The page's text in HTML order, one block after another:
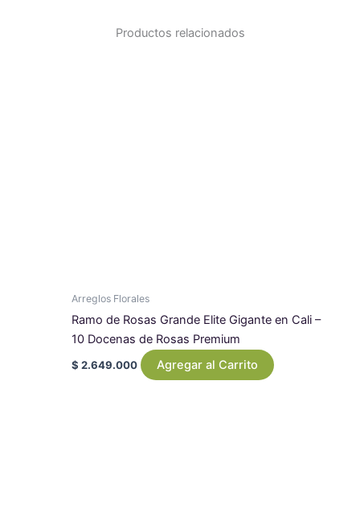
Productos relacionados
Arreglos Florales
Ramo de Rosas Grande Elite Gigante en Cali –
10 Docenas de Rosas Premium
$ 2.649.000 Agregar al Carrito